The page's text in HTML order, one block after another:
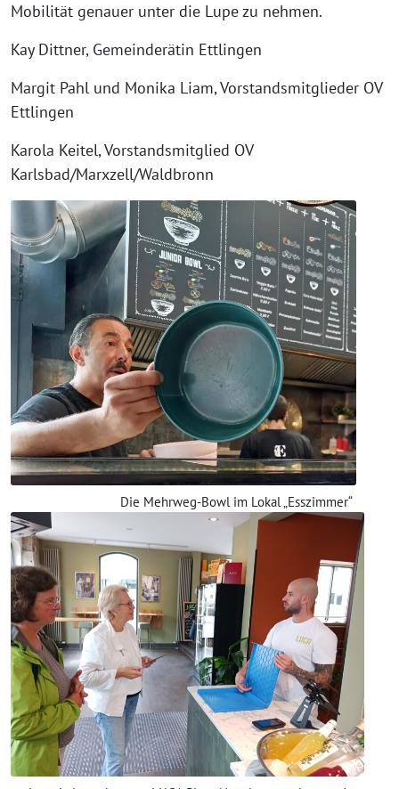
Mobilität genauer unter die Lupe zu nehmen.
Kay Dittner, Gemeinderätin Ettlingen
Margit Pahl und Monika Liam, Vorstandsmitglieder OV
Ettlingen
Karola Keitel, Vorstandsmitglied OV
Karlsbad/Marxzell/Waldbronn
Die Mehrweg-Bowl im Lokal „Esszimmer“